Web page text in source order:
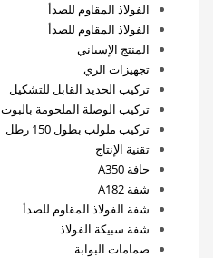
الفولاذ المقاوم للصدأ
الفولاذ المقاوم للصدأ
المنتج الإسباني
تجهيزات الري
تركيب الحديد القابل للتشكيل
تركيب الوصلة الملحومة بالبوت
تركيب ملولب بطول 150 رطل
تقنية الإنتاج
حافة A350
شفة A182
شفة الفولاذ المقاوم للصدأ
شفة سبيكة الفولاذ
صمامات البوابة